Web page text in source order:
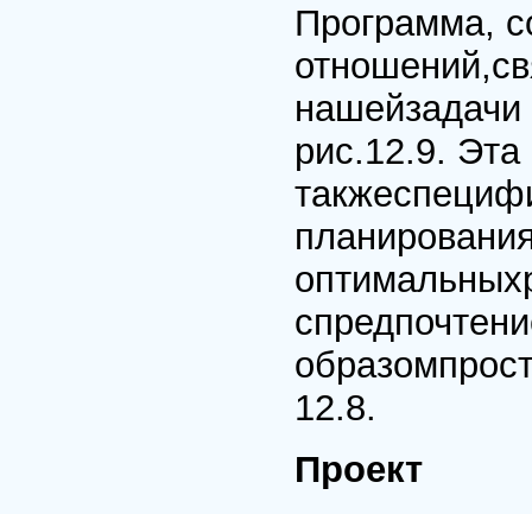
Программа,
рис.12.9. Эта
12.8.
Проект